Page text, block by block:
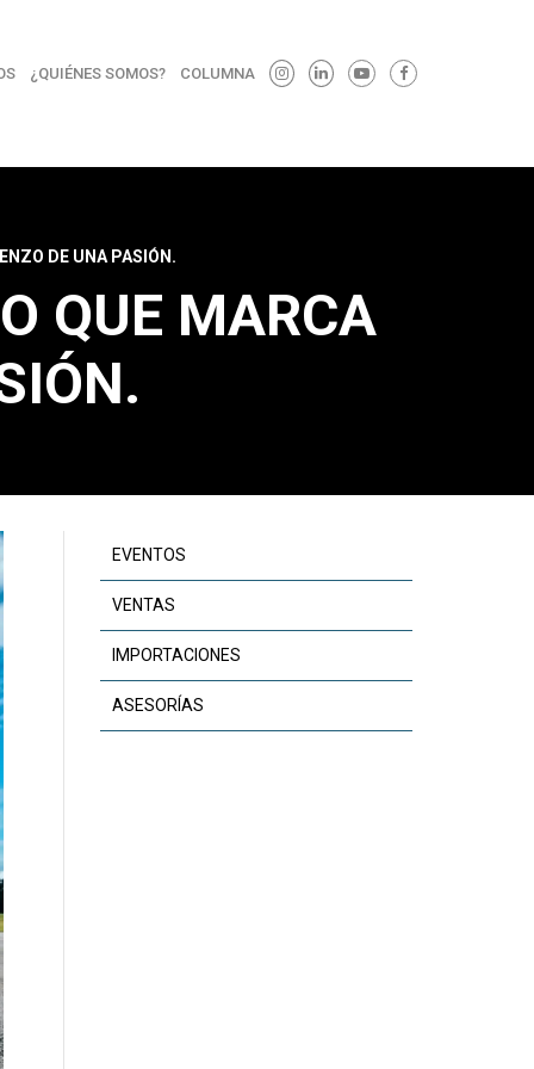
¿QUIÉNES SOMOS? COLUMNA
DE UNA PASIÓN.
QUE MARCA
EVENTOS
VENTAS
IMPORTACIONES
ASESORÍAS